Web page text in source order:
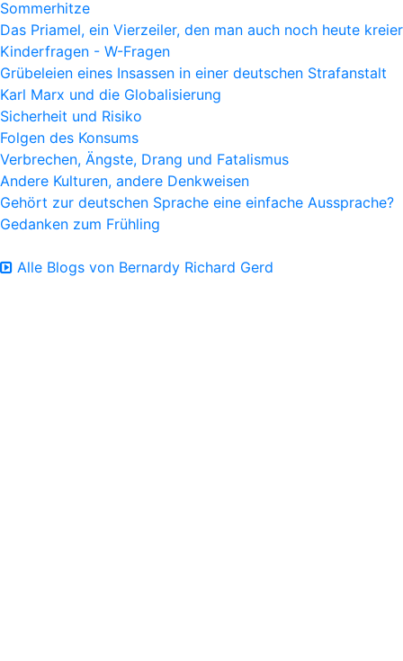
Sommerhitze
Das Priamel, ein Vierzeiler, den man auch noch heute
Kinderfragen - W-Fragen
Grübeleien eines Insassen in einer deutschen Strafanstalt
Karl Marx und die Globalisierung
Sicherheit und Risiko
Folgen des Konsums
Verbrechen, Ängste, Drang und Fatalismus
Andere Kulturen, andere Denkweisen
Gehört zur deutschen Sprache eine einfache Aussprache?
Gedanken zum Frühling
Alle Blogs von Bernardy Richard Gerd